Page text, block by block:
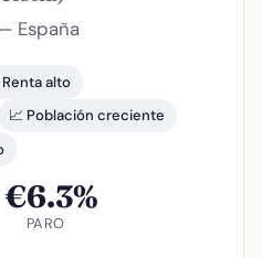
España
Renta alto
📈 Población creciente
€6.3%
PARO